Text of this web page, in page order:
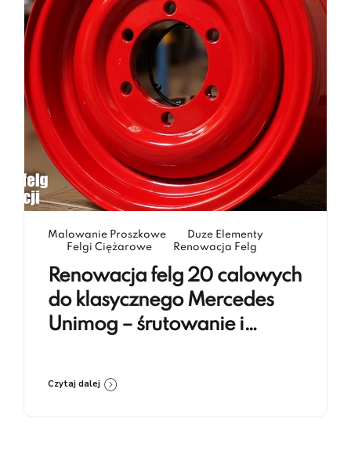
Malowanie Proszkowe
Duze Elementy
Felgi Ciężarowe
Renowacja Felg
Renowacja felg 20 calowych
do klasycznego Mercedes
Unimog – śrutowanie i
Czytaj dalej